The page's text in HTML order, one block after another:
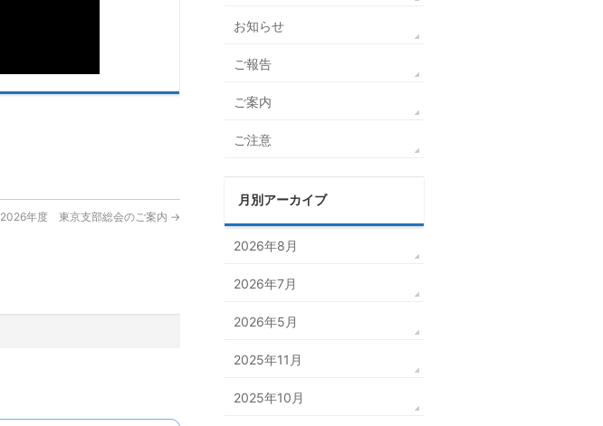
2026年度 東京支部総会のご案内 →
お知らせ
ご報告
ご案内
ご注意
月別アーカイブ
2026年8月
2026年7月
2026年5月
2025年11月
2025年10月